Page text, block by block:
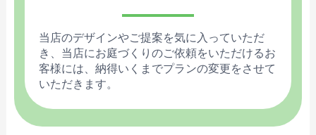
当店のデザインやご提案を気に入っていただ
き、当店にお庭づくりのご依頼をいただけるお
客様には、納得いくまでプランの変更をさせて
いただきます。